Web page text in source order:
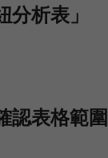
析表」
認表格範